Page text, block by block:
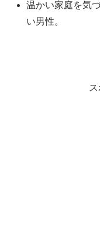
温かい家庭を気
い男性。